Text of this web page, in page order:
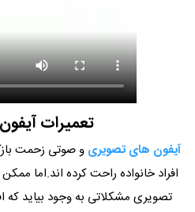
تعمیرات
آیفون های تصویری و صوتی زحمت
افراد خانواده راحت کرده اند.اما
تصویری مشکلاتی به وجود بیاید که